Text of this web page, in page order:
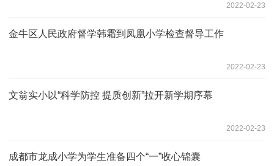
2022-02-23
金牛区人民政府督学韩霜到凤凰小学检查督导工作
2022-02-23
文翁实小以“科学防控 提质创新”拉开新学期序幕
2022-02-23
成都市龙成小学为学生准备四个“一”收心锦囊